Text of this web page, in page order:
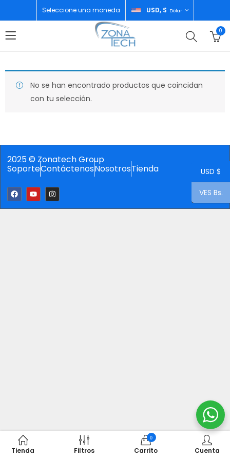
Seleccione una moneda USD, $ Dólar
0
No se han encontrado productos que coincidan
con tu selección.
2025 © Zonatech Group
SoporteContáctenosNosotrosTienda
Tienda Filtros
0
Carrito Cuenta
USD $
VES Bs.